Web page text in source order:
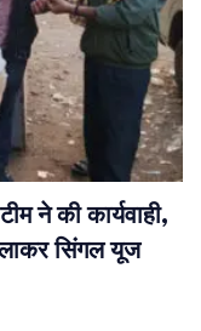
ने की कार्यवाही,
सिंगल यूज